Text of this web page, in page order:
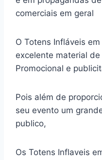
comerciais em geral
O Totens Infláveis
excelente material
Promocional e
Pois além de
seu evento um
publico,
Os Totens Inflaveis